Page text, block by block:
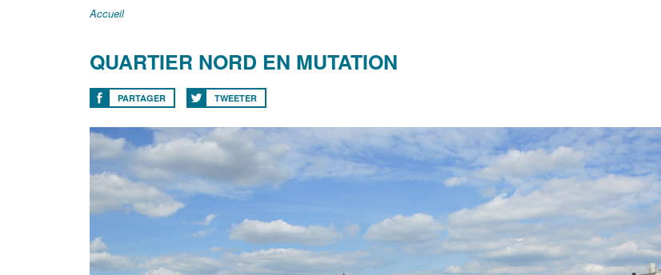
Accueil
QUARTIER NORD EN MUTATION
PARTAGER TWEETER